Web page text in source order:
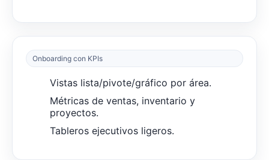
Onboarding con KPIs
Vistas lista/pivote/gráfico por área.
Métricas de ventas, inventario y
proyectos.
Tableros ejecutivos ligeros.